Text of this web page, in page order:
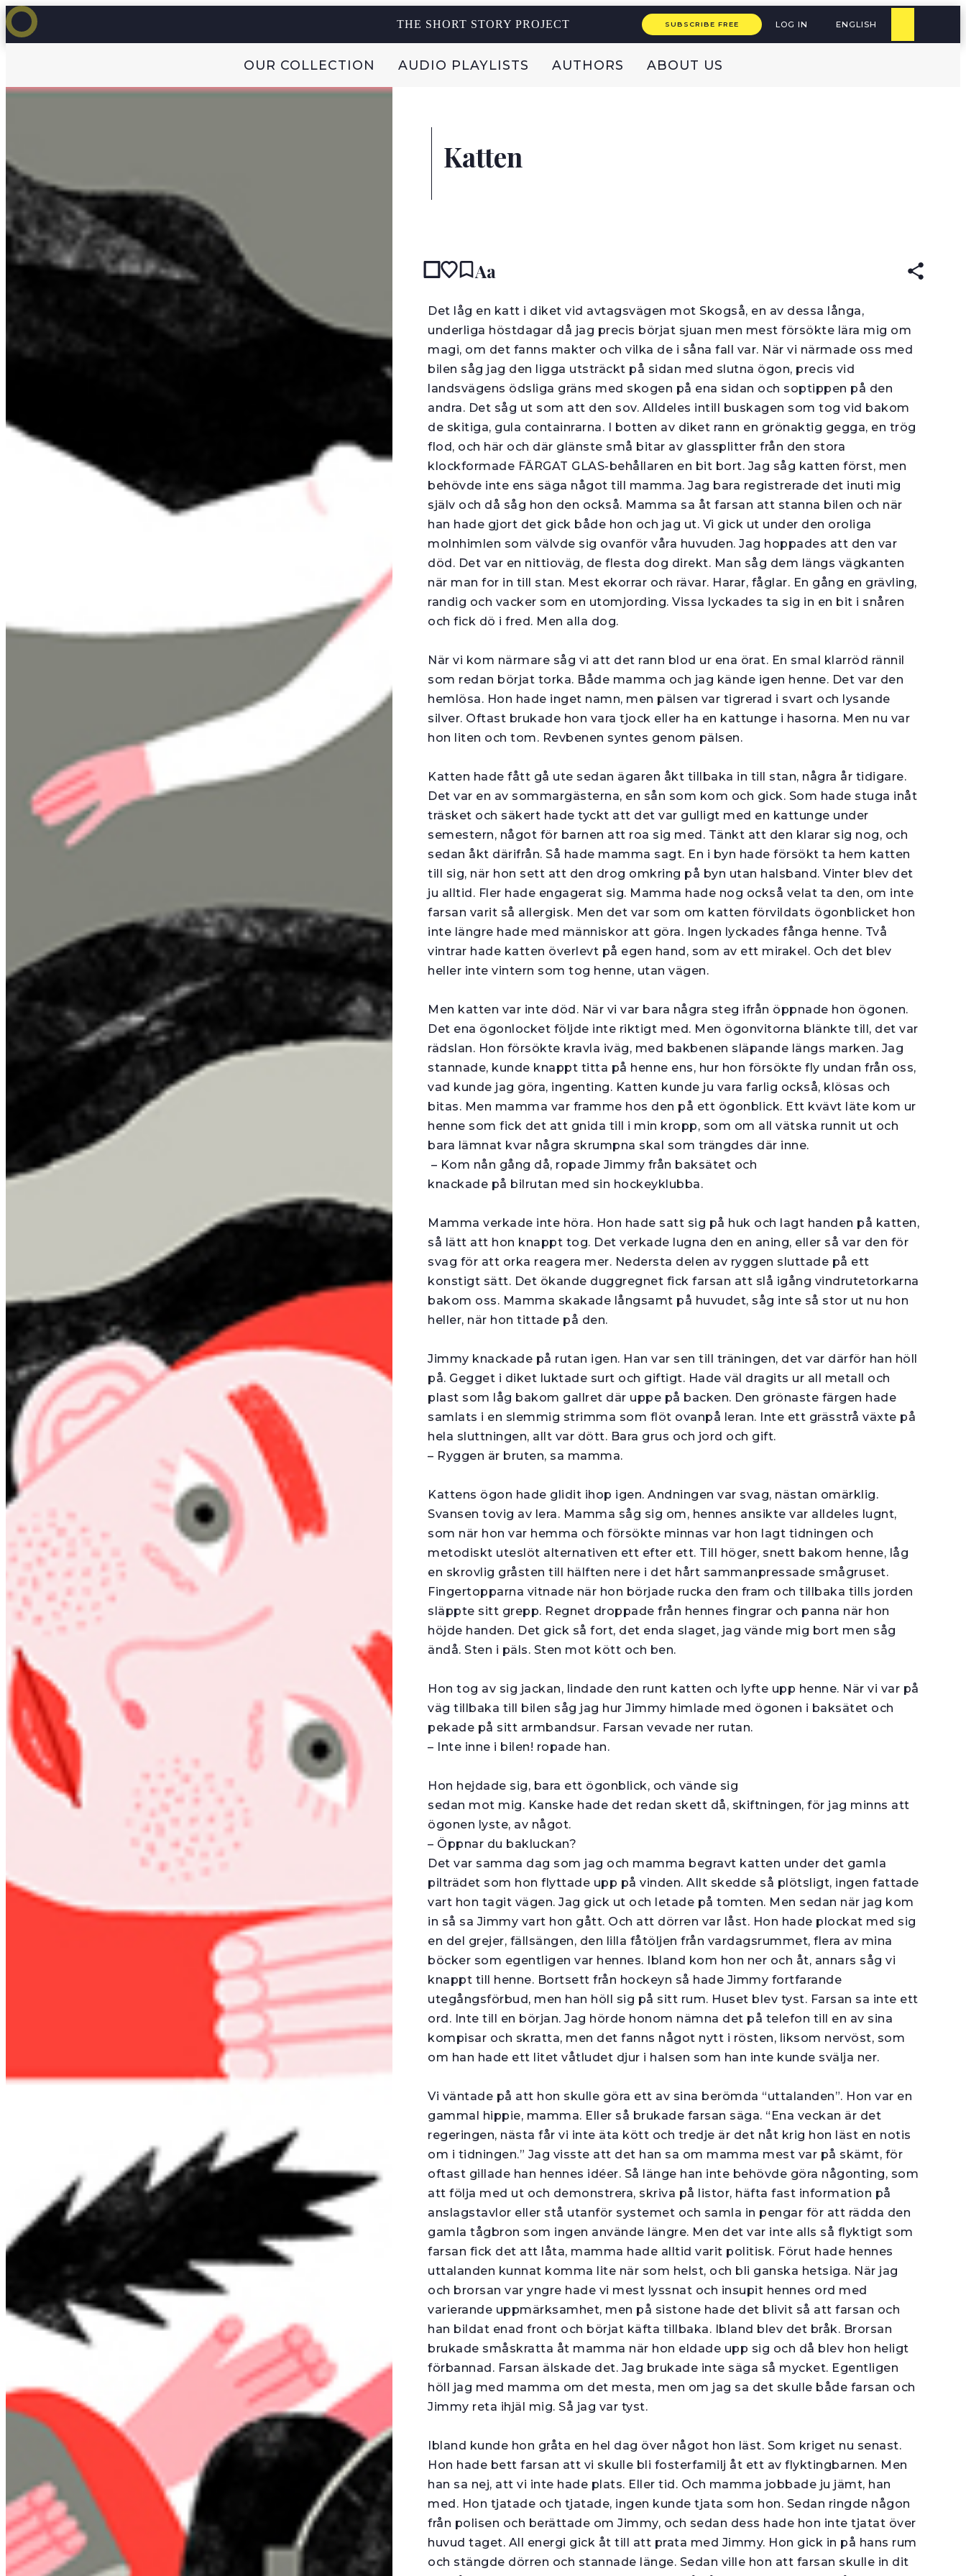
THE SHORT STORY PROJECT SUBSCRIBE FREE LOG IN ENGLISH
OUR COLLECTION AUDIO PLAYLISTS AUTHORS ABOUT US
Katten
Aa
Det låg en katt i diket vid avtagsvägen mot Skogså, en av dessa långa,
underliga höstdagar då jag precis börjat sjuan men mest försökte lära mig om
magi, om det fanns makter och vilka de i såna fall var. När vi närmade oss med
bilen såg jag den ligga utsträckt på sidan med slutna ögon, pre­cis vid
landsvägens ödsliga gräns med skogen på ena sidan och soptippen på den
andra. Det såg ut som att den sov. Alldeles intill buskagen som tog vid bakom
de skitiga, gula containrarna. I botten av diket rann en grönaktig gegga, en trög
flod, och här och där glänste små bitar av glassplitter från den stora
klockformade FÄRGAT GLAS-behållaren en bit bort. Jag såg katten först, men
behövde inte ens säga något till mamma. Jag bara registrerade det inuti mig
själv och då såg hon den också. Mamma sa åt farsan att stanna bilen och när
han hade gjort det gick både hon och jag ut. Vi gick ut under den oroliga
molnhimlen som välvde sig ovanför våra huvuden. Jag hoppades att den var
död. Det var en nittioväg, de flesta dog direkt. Man såg dem längs vägkanten
när man for in till stan. Mest ekorrar och rävar. Harar, fåglar. En gång en grävling,
randig och vacker som en utomjording. Vissa lyckades ta sig in en bit i snåren
och fick dö i fred. Men alla dog.
När vi kom närmare såg vi att det rann blod ur ena örat. En smal klarröd rännil
som redan börjat torka. Både mamma och jag kände igen henne. Det var den
hemlösa. Hon hade inget namn, men pälsen var tigrerad i svart och lysande
silver. Oftast brukade hon vara tjock eller ha en kattunge i hasorna. Men nu var
hon liten och tom. Rev­benen syntes genom pälsen.
Katten hade fått gå ute sedan ägaren åkt tillbaka in till stan, några år tidigare.
Det var en av sommargästerna, en sån som kom och gick. Som hade stuga inåt
träsket och säkert hade tyckt att det var gulligt med en kattunge under
semestern, något för barnen att roa sig med. Tänkt att den klarar sig nog, och
sedan åkt därifrån. Så hade mamma sagt. En i byn hade försökt ta hem katten
till sig, när hon sett att den drog omkring på byn utan halsband. Vinter blev det
ju alltid. Fler hade engagerat sig. Mamma hade nog också velat ta den, om inte
farsan varit så allergisk. Men det var som om katten förvildats ögonblicket hon
inte längre hade med människor att göra. Ingen lyckades fånga henne. Två
vintrar hade katten överlevt på egen hand, som av ett mirakel. Och det blev
heller inte vintern som tog henne, utan vägen.
Men katten var inte död. När vi var bara några steg ifrån öppnade hon ögonen.
Det ena ögonlocket följde inte rik­tigt med. Men ögonvitorna blänkte till, det var
rädslan. Hon försökte kravla iväg, med bakbenen släpande längs marken. Jag
stannade, kunde knappt titta på henne ens, hur hon försökte fly undan från oss,
vad kunde jag göra, ingenting. Katten kunde ju vara farlig också, klösas och
bitas. Men mamma var framme hos den på ett ögonblick. Ett kvävt läte kom ur
henne som fick det att gnida till i min kropp, som om all vätska runnit ut och
bara lämnat kvar några skrumpna skal som trängdes där inne.
– Kom nån gång då, ropade Jimmy från baksätet och
knackade på bilrutan med sin hockeyklubba.
Mamma verkade inte höra. Hon hade satt sig på huk och lagt handen på katten,
så lätt att hon knappt tog. Det verkade lugna den en aning, eller så var den för
svag för att orka reagera mer. Nedersta delen av ryggen sluttade på ett
konstigt sätt. Det ökande duggregnet fick farsan att slå igång vindrutetorkarna
bakom oss. Mamma skakade långsamt på huvudet, såg inte så stor ut nu hon
heller, när hon tittade på den.
Jimmy knackade på rutan igen. Han var sen till trä­ningen, det var därför han höll
på. Gegget i diket luktade surt och giftigt. Hade väl dragits ur all metall och
plast som låg bakom gallret där uppe på backen. Den grönaste färgen hade
samlats i en slemmig strimma som flöt ovanpå leran. Inte ett grässtrå växte på
hela sluttningen, allt var dött. Bara grus och jord och gift.
– Ryggen är bruten, sa mamma.
Kattens ögon hade glidit ihop igen. Andningen var svag, nästan omärklig.
Svansen tovig av lera. Mamma såg sig om, hennes ansikte var alldeles lugnt,
som när hon var hemma och försökte minnas var hon lagt tidningen och
metodiskt uteslöt alternativen ett efter ett. Till höger, snett bakom henne, låg
en skrovlig gråsten till hälften nere i det hårt sammanpressade smågruset.
Fingertopparna vitnade när hon började rucka den fram och tillbaka tills jorden
släppte sitt grepp. Regnet droppade från hennes fingrar och panna när hon
höjde handen. Det gick så fort, det enda slaget, jag vände mig bort men såg
ändå. Sten i päls. Sten mot kött och ben.
Hon tog av sig jackan, lindade den runt katten och lyfte upp henne. När vi var på
väg tillbaka till bilen såg jag hur Jimmy himlade med ögonen i baksätet och
pekade på sitt armbandsur. Farsan vevade ner rutan.
– Inte inne i bilen! ropade han.
Hon hejdade sig, bara ett ögonblick, och vände sig
sedan mot mig. Kanske hade det redan skett då, skiftning­en, för jag minns att
ögonen lyste, av något.
– Öppnar du bakluckan?
Det var samma dag som jag och mamma begravt katten under det gamla
pilträdet som hon flyttade upp på vin­den. Allt skedde så plötsligt, ingen fattade
vart hon tagit vägen. Jag gick ut och letade på tomten. Men sedan när jag kom
in så sa Jimmy vart hon gått. Och att dörren var låst. Hon hade plockat med sig
en del grejer, fällsängen, den lilla fåtöljen från vardagsrummet, flera av mina
böck­er som egentligen var hennes. Ibland kom hon ner och åt, annars såg vi
knappt till henne. Bortsett från hockeyn så hade Jimmy fortfarande
utegångsförbud, men han höll sig på sitt rum. Huset blev tyst. Farsan sa inte ett
ord. Inte till en början. Jag hörde honom nämna det på telefon till en av sina
kompisar och skratta, men det fanns något nytt i rösten, liksom nervöst, som
om han hade ett litet våtludet djur i halsen som han inte kunde svälja ner.
Vi väntade på att hon skulle göra ett av sina berömda “uttalanden”. Hon var en
gammal hippie, mamma. Eller så brukade farsan säga. “Ena veckan är det
regeringen, nästa får vi inte äta kött och tredje är det nåt krig hon läst en notis
om i tidningen.” Jag visste att det han sa om mamma mest var på skämt, för
oftast gillade han hennes idéer. Så länge han inte behövde göra någonting, som
att följa med ut och demonstrera, skriva på listor, häfta fast informa­tion på
anslagstavlor eller stå utanför systemet och samla in pengar för att rädda den
gamla tågbron som ingen använde längre. Men det var inte alls så flyktigt som
farsan fick det att låta, mamma hade alltid varit politisk. Förut hade hen­nes
uttalanden kunnat komma lite när som helst, och bli ganska hetsiga. När jag
och brorsan var yngre hade vi mest lyssnat och insupit hennes ord med
varierande uppmärk­samhet, men på sistone hade det blivit så att farsan och
han bildat enad front och börjat käfta tillbaka. Ibland blev det bråk. Brorsan
brukade småskratta åt mamma när hon eldade upp sig och då blev hon heligt
förbannad. Farsan älskade det. Jag brukade inte säga så mycket. Egentligen
höll jag med mamma om det mesta, men om jag sa det skulle både farsan och
Jimmy reta ihjäl mig. Så jag var tyst.
Ibland kunde hon gråta en hel dag över något hon läst. Som kriget nu senast.
Hon hade bett farsan att vi skulle bli fosterfamilj åt ett av flyktingbarnen. Men
han sa nej, att vi inte hade plats. Eller tid. Och mamma jobbade ju jämt, han
med. Hon tjatade och tjatade, ingen kunde tjata som hon. Sedan ringde någon
från polisen och berättade om Jimmy, och sedan dess hade hon inte tjatat över
huvud taget. All energi gick åt till att prata med Jimmy. Hon gick in på hans rum
och stängde dörren och stannade länge. Sedan ville hon att farsan skulle in dit